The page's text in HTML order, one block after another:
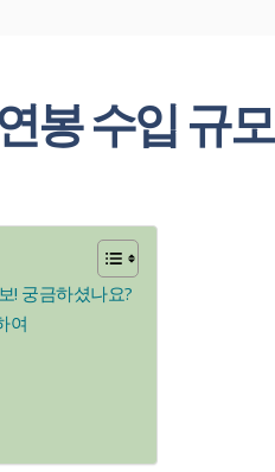
봉 수입 규모
! 궁금하셨나요?
여